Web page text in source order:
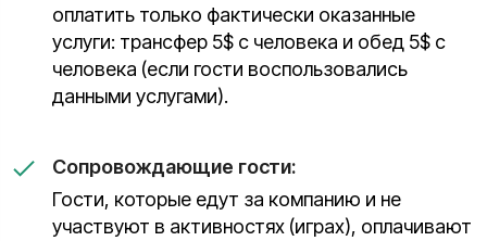
оплатить только фактически оказанные
услуги: трансфер 5$ с человека и обед 5$ с
человека (если гости воспользовались
данными услугами).
Сопровождающие гости:
Гости, которые едут за компанию и не
участвуют в активностях (играх), оплачивают